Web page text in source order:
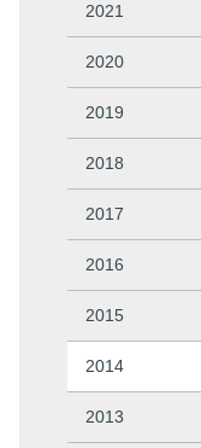
2021
2020
2019
2018
2017
2016
2015
2014
2013